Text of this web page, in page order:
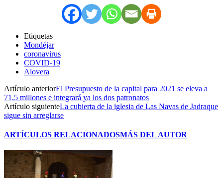
Etiquetas
Mondéjar
coronavirus
COVID-19
Alovera
Artículo anteriorEl Presupuesto de la capital para 2021 se eleva a
71,5 millones e integrará ya los dos patronatos
Artículo siguienteLa cubierta de la iglesia de Las Navas de Jadraque
sigue sin arreglarse
ARTÍCULOS RELACIONADOSMÁS DEL AUTOR